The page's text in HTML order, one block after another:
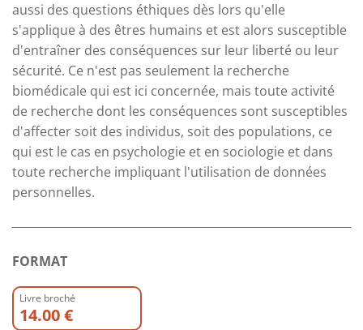
aussi des questions éthiques dès lors qu'elle
s'applique à des êtres humains et est alors susceptible
d'entraîner des conséquences sur leur liberté ou leur
sécurité. Ce n'est pas seulement la recherche
biomédicale qui est ici concernée, mais toute activité
de recherche dont les conséquences sont susceptibles
d'affecter soit des individus, soit des populations, ce
qui est le cas en psychologie et en sociologie et dans
toute recherche impliquant l'utilisation de données
personnelles.
FORMAT
Livre broché
14.00 €